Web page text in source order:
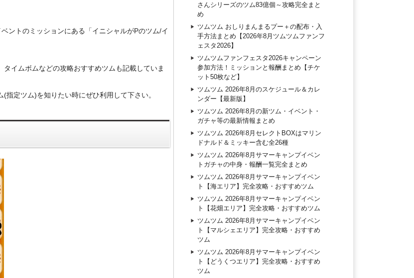
ントのミッションにある「イニシャルがPのツム/イ
イムボムなどの攻略おすすめツムも記載していま
定ツム)を知りたい時にぜひ利用して下さい。
さんシリーズのツム83億個～攻略完全まと
め
ツムツム おしりまんまるプー＋の配布・入
手方法まとめ【2026年8月ツムツムファンフ
ェスタ2026】
ツムツムファンフェスタ2026キャンペーン
参加方法！ミッションと報酬まとめ【チケ
ット50枚など】
ツムツム 2026年8月のスケジュール＆カレ
ンダー【最新版】
ツムツム 2026年8月の新ツム・イベント・
ガチャ等の最新情報まとめ
ツムツム 2026年8月セレクトBOXはマリン
ドナルド＆ミッキー含む全26種
ツムツム 2026年8月サマーキャンプイベン
トガチャの中身・報酬一覧完全まとめ
ツムツム 2026年8月サマーキャンプイベン
ト【海エリア】完全攻略・おすすめツム
ツムツム 2026年8月サマーキャンプイベン
ト【花畑エリア】完全攻略・おすすめツム
ツムツム 2026年8月サマーキャンプイベン
ト【マルシェエリア】完全攻略・おすすめ
ツム
ツムツム 2026年8月サマーキャンプイベン
ト【どうくつエリア】完全攻略・おすすめ
ツム